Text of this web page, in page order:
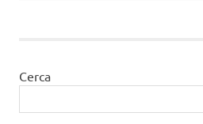
Cerca